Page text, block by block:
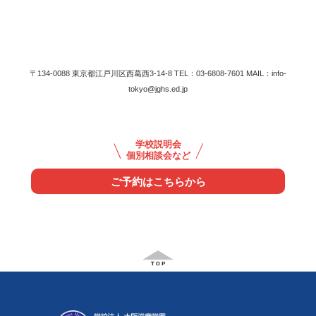
〒134-0088 東京都江戸川区西葛西3-14-8 TEL：03-6808-7601 MAIL：info-
tokyo@jghs.ed.jp
学校説明会
個別相談会など
ご予約はこちらから